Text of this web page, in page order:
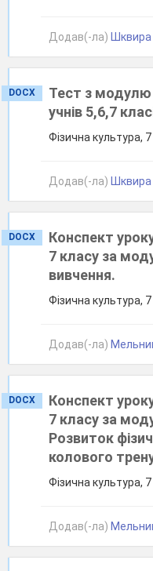
Додав(-ла) Шквира
DOCX
Тест з модулю
учнів 5,6,7
Фізична культура, 7
Додав(-ла) Шквира
DOCX
Конспект
7 класу за
вивчення.
Фізична культура,
Додав(-ла)
DOCX
Конспект
7 класу за
Розвиток
колового
Фізична культура,
Додав(-ла)